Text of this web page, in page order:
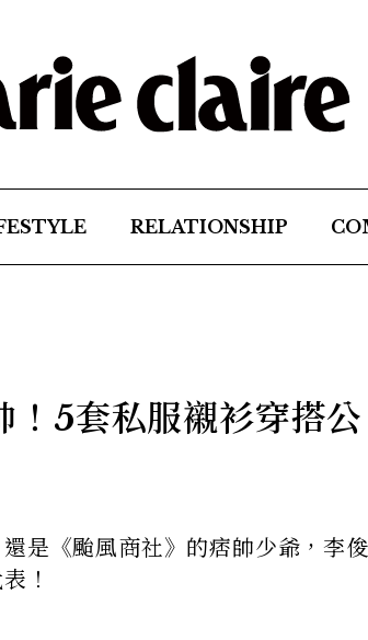
RELATIONSHIP
！5套私服襯衫穿搭公
是《颱風商社》的痞帥少爺，李
！